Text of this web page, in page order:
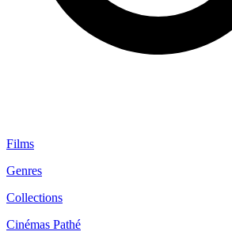
Films
Genres
Collections
Cinémas Pathé